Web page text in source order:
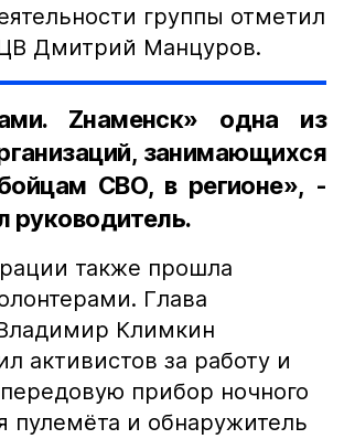
группы отметил
Дмитрий Манцуров.
Zнаменск» одна из
занимающихся
СВО, в регионе», -
руководитель.
также прошла
Глава
Климкин
активистов за работу и
прибор ночного
пулемёта и обнаружитель